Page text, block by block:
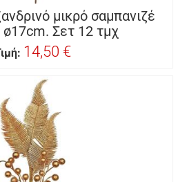
μικρό σαμπανιζέ
Σετ 12 τμχ
14,50 €